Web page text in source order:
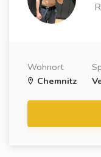
Wohnort
Chemnitz